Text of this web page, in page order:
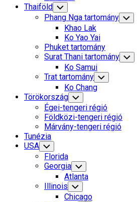
Menu
Thaiföld Toggle
Child
Menu
Phang Nga tartomány Toggle
Child
Khao Lak
Ko Yao Yai
Phuket tartomány
Surat Thani tartomány Toggle
Child
Ko Samui
Trat tartomány Toggle
Child
Ko Chang
Törökország Toggle
Child
Menu
Égei-tengeri régió
Földközi-tengeri régió
Márvány-tengeri régió
Tunézia
USA Toggle
Child
Menu
Florida
Georgia Toggle
Child
Menu
Atlanta
Illinois Toggle
Child
Chicago